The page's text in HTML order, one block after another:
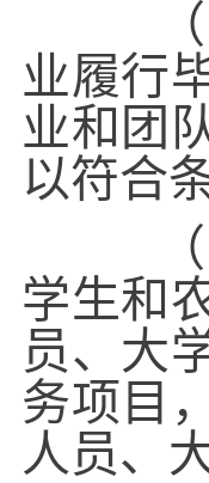
（三
业履行
业和团
以符合
（四
学生和
员、大
务项目
人员、